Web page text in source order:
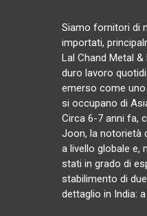
Siamo fornitori di
importati,
Lal Chand Metal
duro lavoro
emerso come
si occupano di
Circa 6-7 anni fa,
Joon, la notorietà
a livello globale e,
stati in grado di
stabilimento di
dettaglio in India: